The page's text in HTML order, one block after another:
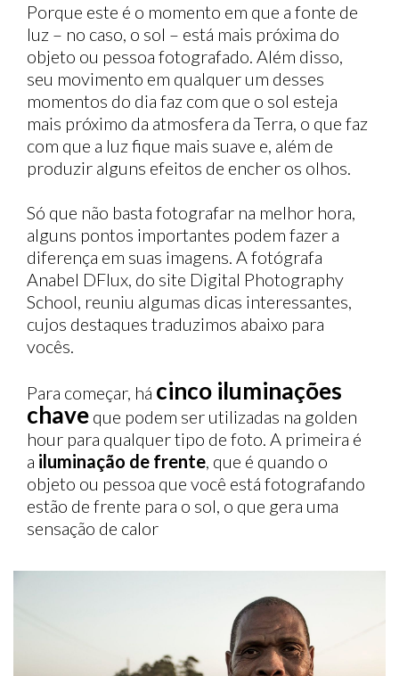
Porque este é o momento em que a fonte de
luz – no caso, o sol – está mais próxima do
objeto ou pessoa fotografado. Além disso,
seu movimento em qualquer um desses
momentos do dia faz com que o sol esteja
mais próximo da atmosfera da Terra, o que faz
com que a luz fique mais suave e, além de
produzir alguns efeitos de encher os olhos.
Só que não basta fotografar na melhor hora,
alguns pontos importantes podem fazer a
diferença em suas imagens. A fotógrafa
Anabel DFlux, do site Digital Photography
School, reuniu algumas dicas interessantes,
cujos destaques traduzimos abaixo para
vocês.
Para começar, há cinco iluminações
chave que podem ser utilizadas na golden
hour para qualquer tipo de foto. A primeira é
a iluminação de frente, que é quando o
objeto ou pessoa que você está fotografando
estão de frente para o sol, o que gera uma
sensação de calor